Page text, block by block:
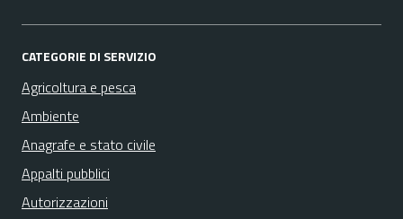
CATEGORIE DI SERVIZIO
Agricoltura e pesca
Ambiente
Anagrafe e stato civile
Appalti pubblici
Autorizzazioni